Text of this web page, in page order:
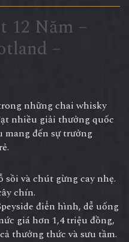
12 Năm –
–
những chai whisky
nhiều giải thưởng quốc
mang đến sự trưởng
và chút gừng cay nhẹ.
chín.
điển hình, dễ uống
giá hơn 1,4 triệu đồng,
thưởng thức và sưu tầm.